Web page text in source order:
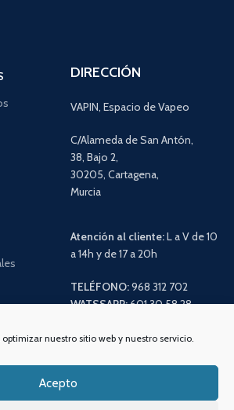
nuestro sitio web y nuestro servicio.
Acepto
DIRECCIÓN
VAPIN, Espacio de Vapeo
C/Alameda de San Antón,
38, Bajo 2,
30205, Cartagena,
Murcia
Atención al cliente:L a V de 10
a 14h y de 17 a 20h
TELÉFONO:968 312 702
WATSSAPP:601 30 58 28